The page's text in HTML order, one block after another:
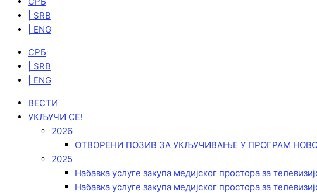
| SRB
| ENG
СРБ
| SRB
| ENG
ВЕСТИ
УКЉУЧИ СЕ!
2026
ОТВОРЕНИ ПОЗИВ ЗА УКЉУЧИВАЊЕ У ПРОГРАМ
2025
Набавка услуге закупа медијског простора за
Набавка услуге закупа медијског простора за